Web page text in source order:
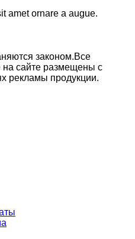
amet ornare a augue.
законом.Все
сайте размещены с
рекламы продукции.